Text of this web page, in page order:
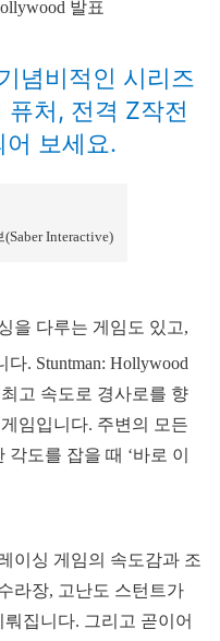
념비적인 시리즈
퓨처, 전격 Z작전
보세요.
Interactive)
을 다루는 게임도 있고,
. Stuntman: Hollywood
고 속도로 경사로를 향
임입니다. 주변의 모든
도를 잡을 때 ‘바로 이
이싱 게임의 속도감과 조
라장, 고난도 스턴트가
집니다. 그리고 곧이어